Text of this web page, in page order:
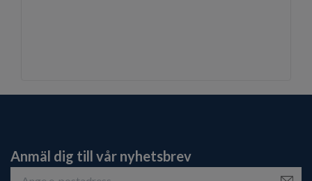
Anmäl dig till vår nyhetsbrev